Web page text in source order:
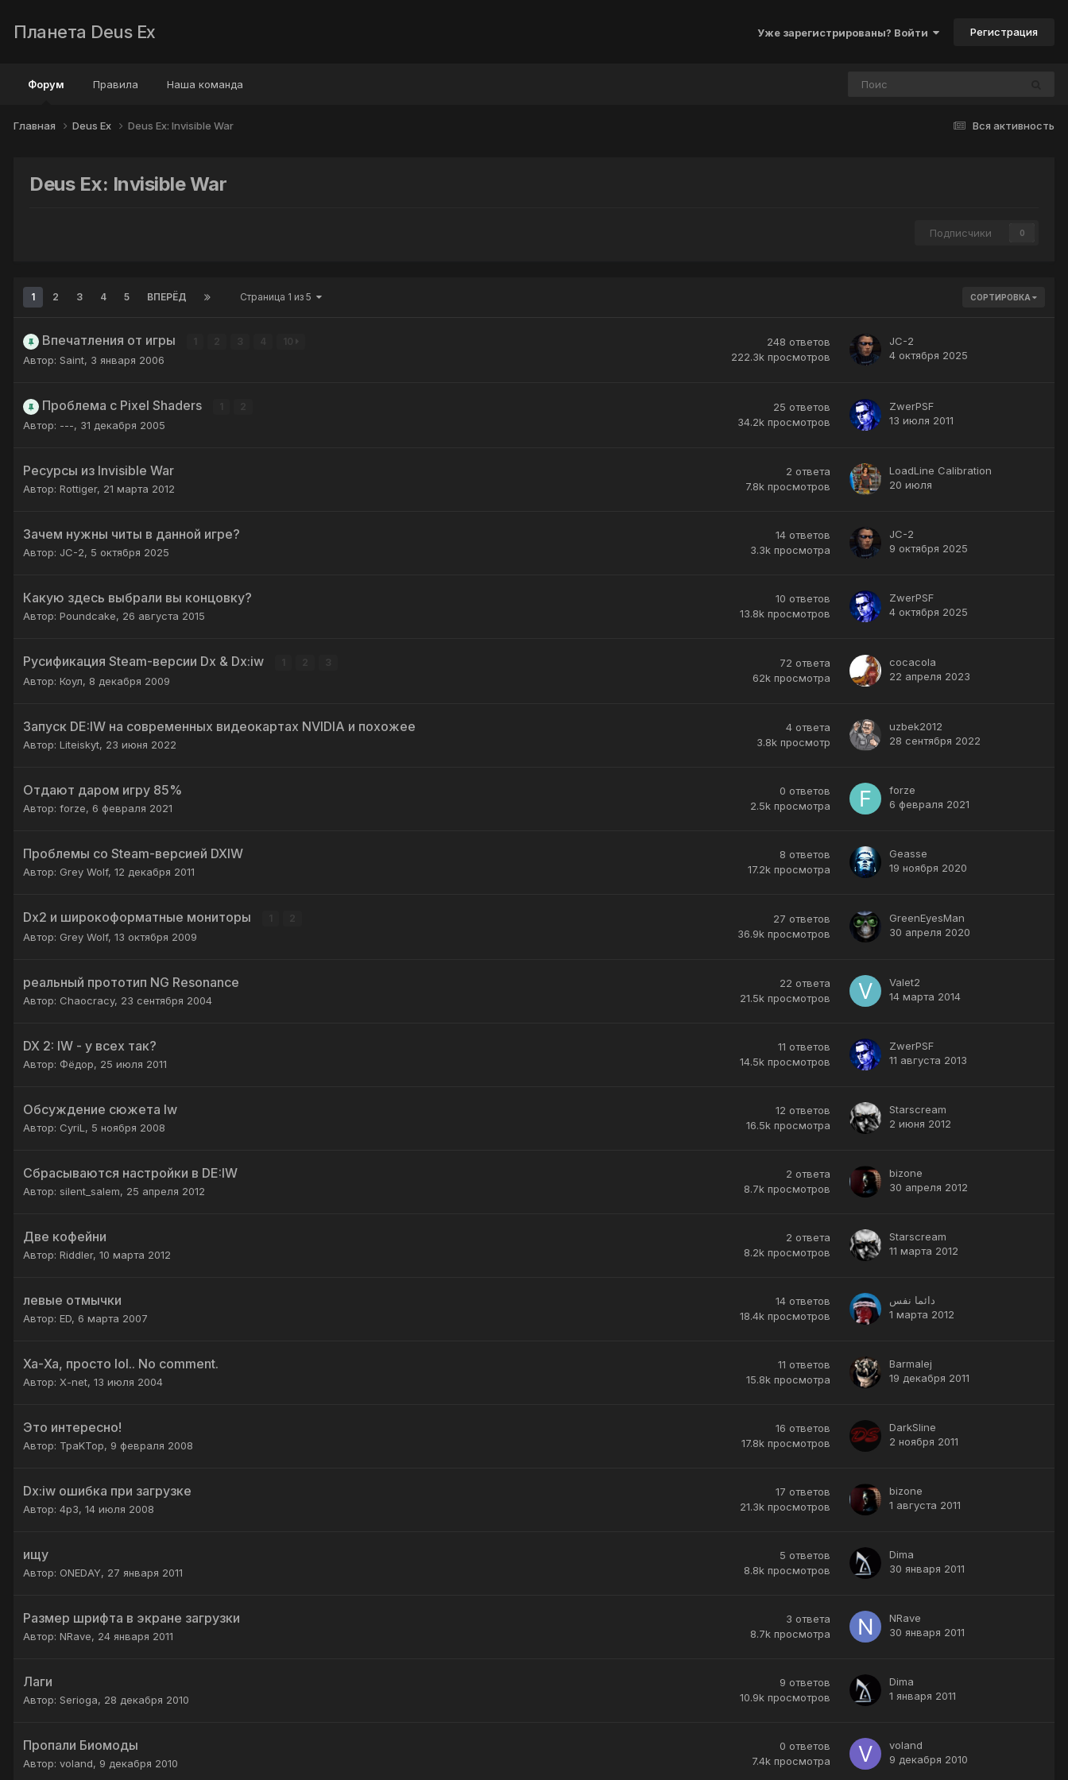
Планета Deus Ex Уже зарегистрированы? Войти Регистрация
Форум Правила Наша команда
Вся активность
Главная Deus Ex Deus Ex: Invisible War
Deus Ex: Invisible War
Подписчики 0
СОРТИРОВКА
1 2 3 4 5 ВПЕРЁД Страница 1 из 5
Впечатления от игры
Автор: Saint, 3 января 2006
248 ответов
222.3k просмотров
JC-2
4 октября 2025
Проблема с Pixel Shaders
Автор: ---, 31 декабря 2005
25 ответов
34.2k просмотров
ZwerPSF
13 июля 2011
Ресурсы из Invisible War
Автор: Rottiger, 21 марта 2012
2 ответа
7.8k просмотров
LoadLine Calibration
20 июля
Зачем нужны читы в данной игре?
Автор: JC-2, 5 октября 2025
14 ответов
3.3k просмотра
JC-2
9 октября 2025
Какую здесь выбрали вы концовку?
Автор: Poundcake, 26 августа 2015
10 ответов
13.8k просмотров
ZwerPSF
4 октября 2025
Русификация Steam-версии Dx & Dx:iw
Автор: Коул, 8 декабря 2009
72 ответа
62k просмотра
cocacola
22 апреля 2023
Запуск DE:IW на современных видеокартах NVIDIA и похожее
Автор: Liteiskyt, 23 июня 2022
4 ответа
3.8k просмотр
uzbek2012
28 сентября 2022
Отдают даром игру 85%
Автор: forze, 6 февраля 2021
0 ответов
2.5k просмотра
forze
6 февраля 2021
Проблемы со Steam-версией DXIW
Автор: Grey Wolf, 12 декабря 2011
8 ответов
17.2k просмотра
Geasse
19 ноября 2020
Dx2 и широкоформатные мониторы
Автор: Grey Wolf, 13 октября 2009
27 ответов
36.9k просмотров
GreenEyesMan
30 апреля 2020
реальный прототип NG Resonance
Автор: Chaocracy, 23 сентября 2004
22 ответа
21.5k просмотров
Valet2
14 марта 2014
DX 2: IW - у всех так?
Автор: Фёдор, 25 июля 2011
11 ответов
14.5k просмотров
ZwerPSF
11 августа 2013
Обсуждение сюжета Iw
Автор: CyriL , 5 ноября 2008
12 ответов
16.5k просмотра
Starscream
2 июня 2012
Сбрасываются настройки в DE:IW
Автор: silent_salem, 25 апреля 2012
2 ответа
8.7k просмотров
bizone
30 апреля 2012
Две кофейни
Автор: Riddler, 10 марта 2012
2 ответа
8.2k просмотров
Starscream
11 марта 2012
левые отмычки
Автор: ED, 6 марта 2007
14 ответов
18.4k просмотров
دائما نفس
1 марта 2012
Ха-Ха, просто lol.. No comment.
Автор: X-net, 13 июля 2004
11 ответов
15.8k просмотра
Barmalej
19 декабря 2011
Это интересно!
Автор: TpaKTop, 9 февраля 2008
16 ответов
17.8k просмотров
DarkSline
2 ноября 2011
Dx:iw ошибка при загрузке
Автор: 4p3, 14 июля 2008
17 ответов
21.3k просмотров
bizone
1 августа 2011
ищу
Автор: ONEDAY, 27 января 2011
5 ответов
8.8k просмотров
Dima
30 января 2011
Размер шрифта в экране загрузки
Автор: NRave, 24 января 2011
3 ответа
8.7k просмотра
NRave
30 января 2011
Лаги
Автор: Serioga, 28 декабря 2010
9 ответов
10.9k просмотров
Dima
1 января 2011
Пропали Биомоды
Автор: voland, 9 декабря 2010
0 ответов
7.4k просмотра
voland
9 декабря 2010